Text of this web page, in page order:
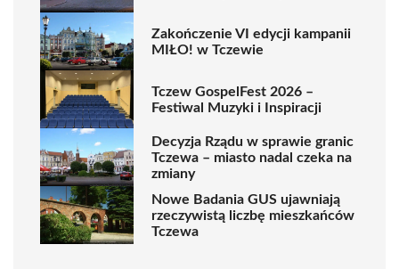
Zakończenie VI edycji kampanii
MIŁO! w Tczewie
Tczew GospelFest 2026 –
Festiwal Muzyki i Inspiracji
Decyzja Rządu w sprawie granic
Tczewa – miasto nadal czeka na
zmiany
Nowe Badania GUS ujawniają
rzeczywistą liczbę mieszkańców
Tczewa